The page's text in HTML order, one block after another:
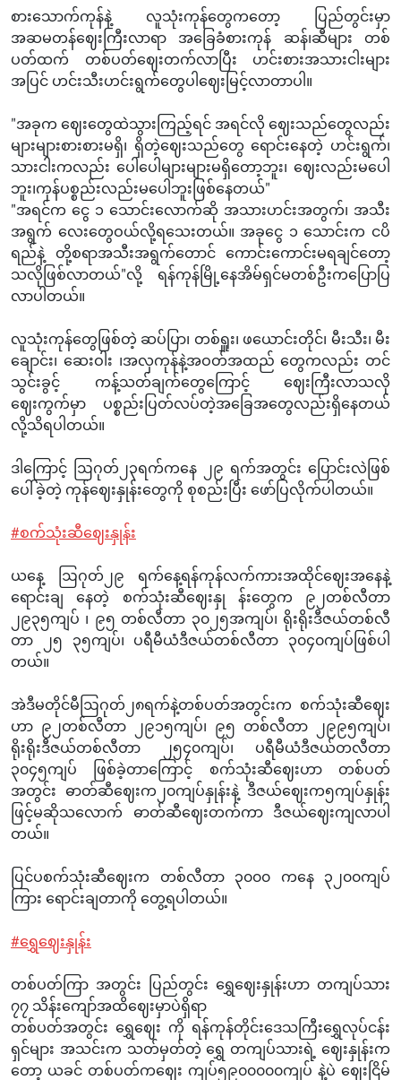
စားသောက်ကုန်နဲ့ လူသုံးကုန်တွေကတော့ ပြည်တွင်းမှာ
အဆမတန်ဈေးကြီးလာရာ အခြေခံစားကုန် ဆန်၊ဆီများ တစ်
ပတ်ထက် တစ်ပတ်ဈေးတက်လာပြီး ဟင်းစားအသားငါးများ
အပြင် ဟင်းသီးဟင်းရွက်တွေပါဈေးမြင့်လာတာပါ။
"အခုက ဈေးတွေထဲသွားကြည့်ရင် အရင်လို ဈေးသည်တွေလည်း
များများစားစားမရှိ၊ ရှိတဲ့ဈေးသည်တွေ ရောင်းနေတဲ့ ဟင်းရွက်၊
သားငါးကလည်း ပေါပေါများများမရှိတော့ဘူး၊ ဈေးလည်းမပေါ
ဘူး၊ကုန်ပစ္စည်းလည်းမပေါဘူးဖြစ်နေ‌တယ်"
"အရင်က ငွေ ၁ သောင်းလောက်ဆို အသားဟင်းအတွက်၊ အသီး
အရွက် လေးတွေဝယ်လို့ရသေးတယ်။ အခုငွေ ၁ သောင်းက ငပိ
ရည်နဲ့ တို့စရာအသီးအရွက်တောင် ကောင်းကောင်းမရချင်တော့
သလိုဖြစ်လာတယ်"လို့ ရန်ကုန်မြို့နေအိမ်ရှင်မတစ်ဦးကပြောပြ
လာပါတယ်။
လူသုံးကုန်တွေဖြစ်တဲ့ ဆပ်ပြာ၊ တစ်ရှူး၊ ဖယောင်းတိုင်၊ မီးသီး၊ မီး
ချောင်း၊ ဆေးဝါး ၊အလှကုန်နဲ့အဝတ်အထည် တွေကလည်း တင်
သွင်းခွင့် ကန့်သတ်ချက်တွေကြောင့် ဈေးကြီးလာသလို
ဈေးကွက်မှာ ပစ္စည်းပြတ်လပ်တဲ့အခြေအတွေလည်းရှိနေတယ်
လို့သိရပါတယ်။
ဒါကြောင့် ဩဂုတ်၂၃ရက်ကနေ ၂၉ ရက်အတွင်း ပြောင်းလဲဖြစ်
ပေါ်ခဲ့တဲ့ ကုန်ဈေးနှုန်းတွေကို စုစည်းပြီး ဖော်ပြလိုက်ပါတယ်။
#စက်သုံးဆီဈေးနှုန်း
ယနေ့ ဩဂုတ်၂၉ ရက်နေ့ရန်ကုန်လက်ကားအထိုင်ဈေးအနေနဲ့
ရောင်းချ နေတဲ့ စက်သုံးဆီဈေးနှု န်းတွေက ၉၂တစ်လီတာ
၂၉၃၅ကျပ် ၊ ၉၅ တစ်လီတာ ၃၀၂၅အကျပ်၊ ရိုးရိုးဒီဇယ်တစ်လီ
တာ ၂၅ ၃၅ကျပ်၊ ပရီမီယံဒီဇယ်တစ်လီတာ ၃၀၄၀ကျပ်ဖြစ်ပါ
တယ်။
အဲဒီမတိုင်မီဩဂုတ်၂၈ရက်နဲ့တစ်ပတ်အတွင်းက စက်သုံးဆီဈေး
ဟာ ၉၂တစ်လီတာ ၂၉၁၅ကျပ်၊ ၉၅ တစ်လီတာ ၂၉၉၅ကျပ်၊
ရိုးရိုးဒီဇယ်တစ်လီတာ ၂၅၄၀ကျပ်၊ ပရီမီယံဒီဇယ်တလီတာ
၃၀၄၅ကျပ် ဖြစ်ခဲ့တာကြောင့် စက်သုံးဆီဈေးဟာ တစ်ပတ်
အတွင်း ဓာတ်ဆီဈေးက၂၀ကျပ်နှုန်းနဲ့ ဒီဇယ်ဈေးက၅ကျပ်နှုန်း
ဖြင့်မဆိုသလောက် ဓာတ်ဆီဈေးတက်ကာ ဒီဇယ်ဈေးကျလာပါ
တယ်။
ပြင်ပစက်သုံးဆီဈေးက တစ်လီတာ ၃၀၀၀ ကနေ ၃၂၀၀ကျပ်
ကြား ရောင်းချတာကို တွေ့ရပါတယ်။
#ရွှေဈေးနှုန်း
တစ်ပတ်ကြာ အတွင်း ပြည်တွင်း ရွှေဈေးနှုန်းဟာ တကျပ်သား
၇၇ သိန်းကျော်အထိဈေးမှာပဲရှိရာ
တစ်ပတ်အတွင်း ရွှေဈေး ကို ရန်ကုန်တိုင်းဒေသကြီးရွှေလုပ်ငန်း
ရှင်များ အသင်းက သတ်မှတ်တဲ့ ရွှေ တကျပ်သားရဲ့ ဈေးနှုန်းက‌‌
တော့ ယခင် တစ်ပတ်ကဈေး ကျပ်၅၉၀၀၀၀၀ကျပ် နဲ့ပဲ ဈေးငြိမ်